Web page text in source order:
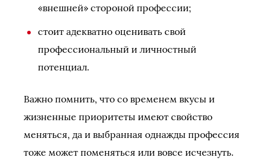
«внешней» стороной профессии;
стоит адекватно оценивать свой
профессиональный и личностный
потенциал.
Важно помнить, что со временем вкусы и
жизненные приоритеты имеют свойство
меняться, да и выбранная однажды профессия
тоже может поменяться или вовсе исчезнуть.